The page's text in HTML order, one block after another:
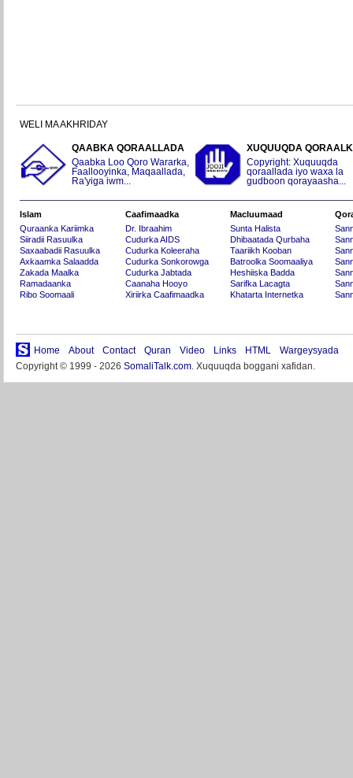
WELI MA AKHRIDAY
QAABKA QORAALLADA
Qaabka Loo Qoro Wararka,
Faallooyinka, Maqaallada,
Ra'yiga iwm...
XUQUUQDA
Copyright: Xuquuqda
qoraallada iyo waxa la
gudboon qorayaasha...
Islam
Quraanka Kariimka
Siiradii Rasuulka
Saxaabadii Rasuulka
Axkaamka Salaadda
Zakada Maalka
Ramadaanka
Ribo Soomaali
Caafimaadka
Dr. Ibraahim
Cudurka AIDS
Cudurka Koleeraha
Cudurka Sonkorowga
Cudurka Jabtada
Caanaha Hooyo
Xiriirka Caafimaadka
Macluumaad
Sunta Halista
Dhibaatada Qurbaha
Taariikh Kooban
Batroolka Soomaaliya
Heshiiska Badda
Sarifka Lacagta
Khatarta Internetka
Home About Contact Quran Video Links HTML
Wargeysyada
Copyright © 1999 - 2026 SomaliTalk.com. Xuquuqda boggani xafidan.